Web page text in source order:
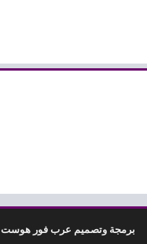
برمجة وتصميم عرب فور هوست